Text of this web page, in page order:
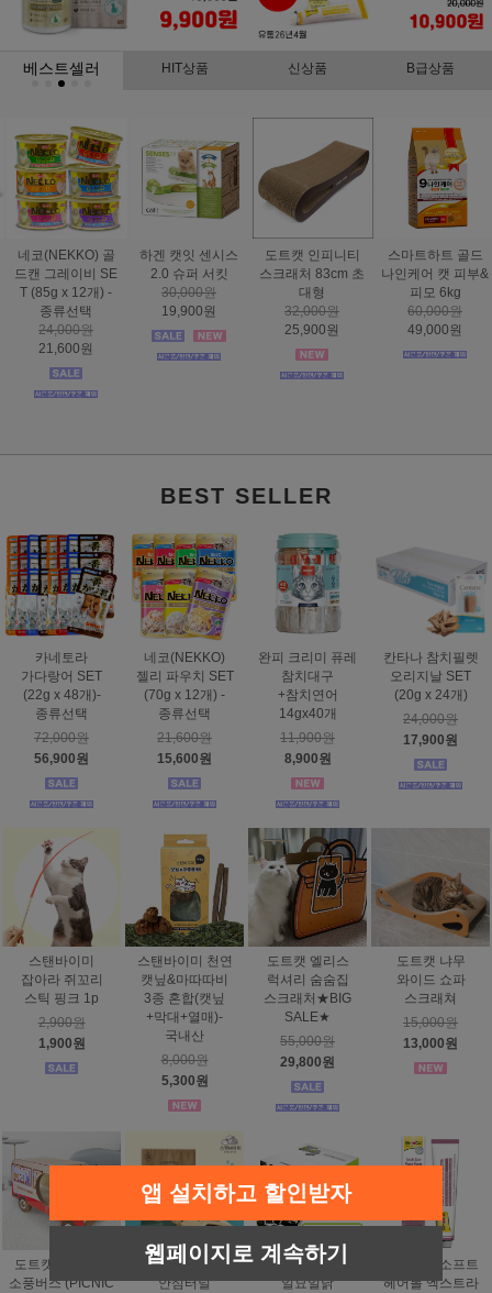
베스트셀러 HIT상품 신상품 B급상품
하겐 캣잇 센시스
2.0 슈퍼 서킷
30,000원
19,900원
도트캣 인피니티
스크래처 83cm 초
대형
32,000원
25,900원
스마트하트 골드
나인케어 캣 피부&
피모 6kg
60,000원
49,000원
도트캣 스크래처
집콕 TV
16,000원
12,900원
BEST SELLER
카네토라
가다랑어 SET
(22g x 48개)-
종류선택
72,000원
56,900원
네코(NEKKO)
젤리 파우치 SET
(70g x 12개) -
종류선택
21,600원
15,600원
완피 크리미 퓨레
참치대구
+참치연어
14gx40개
11,900원
8,900원
칸타나 참치필렛
오리지날 SET
(20g x 24개)
24,000원
17,900원
스탠바이미
잡아라 쥐꼬리
스틱 핑크 1p
2,900원
1,900원
스탠바이미 천연
캣닢&마따따비
3종 혼합(캣닢
+막대+열매)-
국내산
8,000원
5,300원
도트캣 엘리스
럭셔리 숨숨집
스크래처★BIG
SALE★
55,000원
29,800원
도트캣 냐무
와이드 쇼파
스크래쳐
15,000원
13,000원
도트캣 스크래처
소풍버스 (PICNIC
스탠바이미
안심터널
태비토퍼
일묘일닭
짐펫 몰트소프트
헤어볼 엑스트라
앱 설치하고 할인받자
웹페이지로 계속하기